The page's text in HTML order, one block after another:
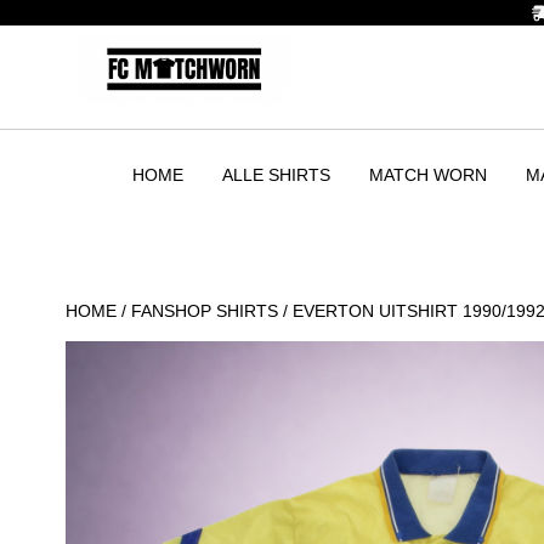
HOME ALLE SHIRTS MATCH WORN
HOME/ FANSHOP SHIRTS/ EVERTON UITSHIRT 1990/1992